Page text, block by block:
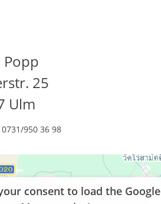
Popp
25
Ulm
0731/950 36 98
consent to load the Google